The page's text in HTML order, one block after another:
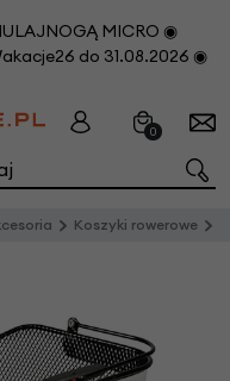
MICRO ◉
do 31.08.2026 ◉
0
Koszyki rowerowe